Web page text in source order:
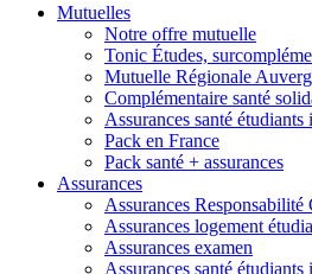
Mutuelles
Notre offre mutuelle
Tonic Études,
Mutuelle Régionale
Complémentaire santé
Assurances santé
Pack en France
Pack santé + assurances
Assurances
Assurances Responsabilité
Assurances logement
Assurances examen
Assurances santé